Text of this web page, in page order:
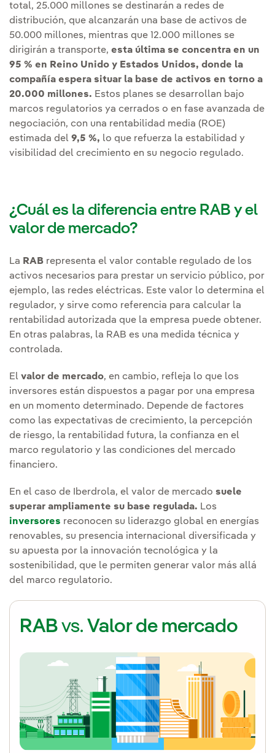
total, 25.000 millones se destinarán a redes de
distribución, que alcanzarán una base de activos de
50.000 millones, mientras que 12.000 millones se
dirigirán a transporte, esta última se concentra en un
95 % en Reino Unido y Estados Unidos, donde la
compañía espera situar la base de activos en torno a
20.000 millones. Estos planes se desarrollan bajo
marcos regulatorios ya cerrados o en fase avanzada de
negociación, con una rentabilidad media (ROE)
estimada del 9,5 %, lo que refuerza la estabilidad y
visibilidad del crecimiento en su negocio regulado.
¿Cuál es la diferencia entre RAB y el
valor de mercado?
La RAB representa el valor contable regulado de los
activos necesarios para prestar un servicio público, por
ejemplo, las redes eléctricas. Este valor lo determina el
regulador, y sirve como referencia para calcular la
rentabilidad autorizada que la empresa puede obtener.
En otras palabras, la RAB es una medida técnica y
controlada.
El valor de mercado, en cambio, refleja lo que los
inversores están dispuestos a pagar por una empresa
en un momento determinado. Depende de factores
como las expectativas de crecimiento, la percepción
de riesgo, la rentabilidad futura, la confianza en el
marco regulatorio y las condiciones del mercado
financiero.
En el caso de Iberdrola, el valor de mercado suele
superar ampliamente su base regulada. Los
inversores reconocen su liderazgo global en energías
renovables, su presencia internacional diversificada y
su apuesta por la innovación tecnológica y la
sostenibilidad, que le permiten generar valor más allá
del marco regulatorio.
RABvs. Valor de mercado